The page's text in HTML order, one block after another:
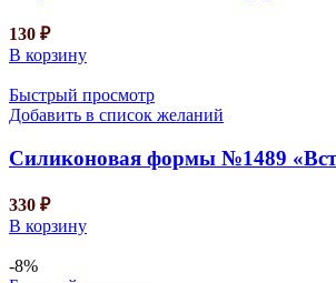
130 ₽
В корзину
Быстрый просмотр
Добавить в список желаний
Силиконовая формы №1489
330 ₽
В корзину
-8%